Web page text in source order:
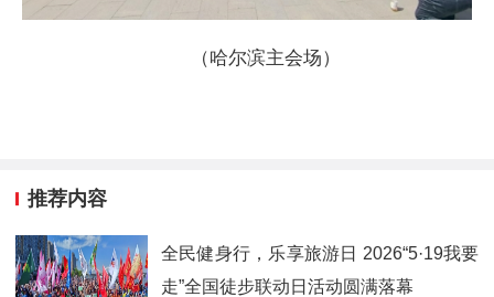
（哈尔滨主会场）
推荐内容
全民健身行，乐享旅游日 2026“5·19我要
走”全国徒步联动日活动圆满落幕